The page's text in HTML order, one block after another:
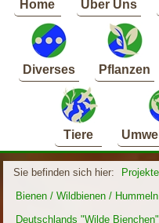
Home Über Uns
Diverses Pflanzen
Tiere
Sie befinden sich hier: Projekte
Bienen / Wildbienen /
Deutschlands "Wilde Bienchen"